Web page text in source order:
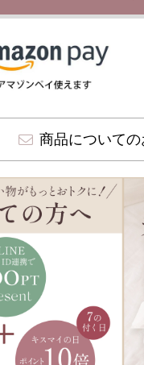
商品について